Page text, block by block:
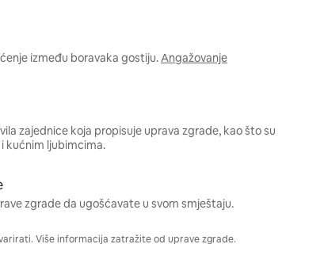
između boravaka gostiju.Angažovanje
zajednice koja propisuje uprava zgrade, kao što su
kućnim ljubimcima.
zgrade da ugošćavate u svom smještaju.
Više informacija zatražite od uprave zgrade.